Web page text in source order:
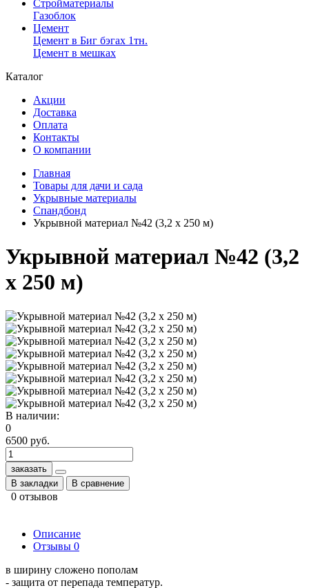
Стройматериалы
Газоблок
Цемент
Цемент в Биг бэгах 1тн.
Цемент в мешках
Каталог
Акции
Доставка
Оплата
Контакты
О компании
Главная
Товары для дачи и сада
Укрывные материалы
Спандбонд
Укрывной материал №42 (3,2 х 250 м)
Укрывной материал №42 (3,2
х 250 м)
В наличии:
0
6500 руб.
заказать
В закладки
В сравнение
0 отзывов
Описание
Отзывы 0
в ширину сложено пополам
- защита от перепада температур.